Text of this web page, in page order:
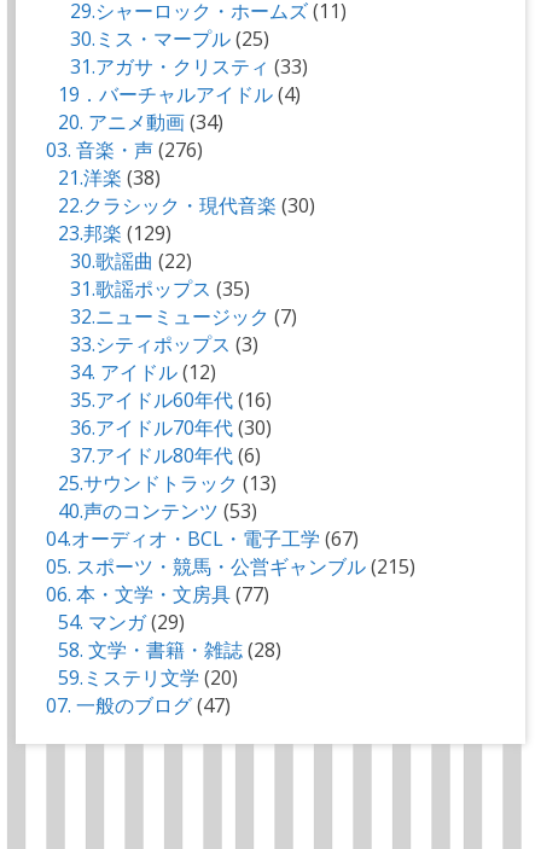
29.シャーロック・ホームズ(11)
30.ミス・マープル(25)
31.アガサ・クリスティ (33)
19．バーチャルアイドル(4)
20. アニメ動画(34)
03. 音楽・声(276)
21.洋楽 (38)
22.クラシック・現代音楽 (30)
23.邦楽 (129)
30.歌謡曲 (22)
31.歌謡ポップス (35)
32.ニューミュージック (7)
33.シティポップス (3)
34. アイドル(12)
35.アイドル60年代(16)
36.アイドル70年代(30)
37.アイドル80年代(6)
25.サウンドトラック (13)
40.声のコンテンツ (53)
04.オーディオ・BCL・電子工学 (67)
05. スポーツ・競馬・公営ギャンブル(215)
06. 本・文学・文房具(77)
54. マンガ(29)
58. 文学・書籍・雑誌(28)
59.ミステリ文学 (20)
07. 一般のブログ(47)